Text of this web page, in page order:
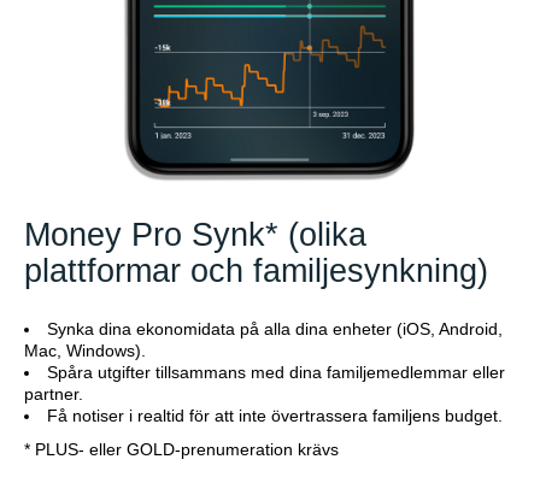
Money Pro Synk* (olika
plattformar och familjesynkning)
Synka dina ekonomidata på alla dina enheter (iOS, Android,
Mac, Windows).
Spåra utgifter tillsammans med dina familjemedlemmar eller
partner.
Få notiser i realtid för att inte övertrassera familjens budget.
* PLUS- eller GOLD-prenumeration krävs